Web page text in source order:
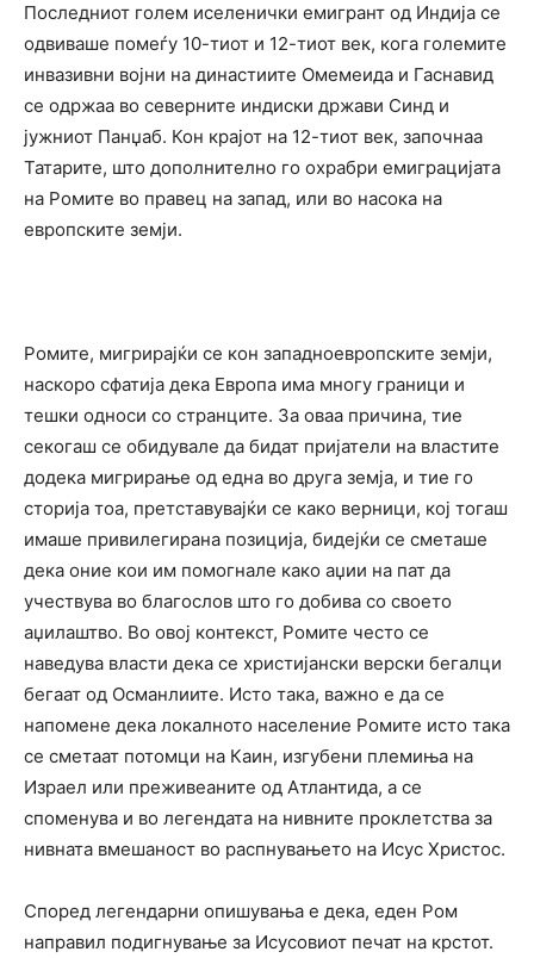
Последниот голем иселенички емигрант од Индија се
одвиваше помеѓу 10-тиот и 12-тиот век, кога големите
инвазивни војни на династиите Омемеида и Гаснавид
се одржаа во северните индиски држави Синд и
јужниот Панџаб. Кон крајот на 12-тиот век, започнаа
Татарите, што дополнително го охрабри емиграцијата
на Ромите во правец на запад, или во насока на
европските земји.
Ромите, мигрирајќи се кон западноевропските земји,
наскоро сфатија дека Европа има многу граници и
тешки односи со странците. За оваа причина, тие
секогаш се обидувале да бидат пријатели на властите
додека мигрирање од една во друга земја, и тие го
сторија тоа, претставувајќи се како верници, кој тогаш
имаше привилегирана позиција, бидејќи се сметаше
дека оние кои им помогнале како аџии на пат да
учествува во благослов што го добива со своето
аџилаштво. Во овој контекст, Ромите често се
наведува власти дека се христијански верски бегалци
бегаат од Османлиите. Исто така, важно е да се
напомене дека локалното население Ромите исто така
се сметаат потомци на Каин, изгубени племиња на
Израел или преживеаните од Атлантида, а се
споменува и во легендата на нивните проклетства за
нивната вмешаност во распнувањето на Исус Христос.
Според легендарни опишувања е дека, еден Ром
направил подигнување за Исусовиот печат на крстот.